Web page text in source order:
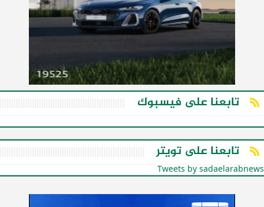
تابعنا على فيسبوك
تابعنا على تويتر
Tweets by sadaelarabnews